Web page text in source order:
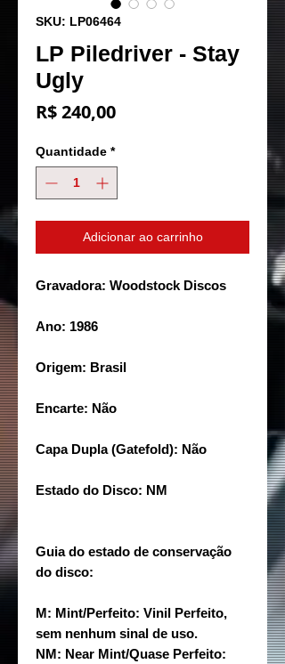
SKU: LP06464
LP Piledriver - Stay
Ugly
R$ 240,00Preço
Quantidade *
Adicionar ao carrinho
Gravadora: Woodstock Discos
Ano: 1986
Origem: Brasil
Encarte: Não
Capa Dupla (Gatefold): Não
Estado do Disco: NM
Guia do estado de conservação
do disco:
M: Mint/Perfeito: Vinil Perfeito,
sem nenhum sinal de uso.
NM: Near Mint/Quase Perfeito: